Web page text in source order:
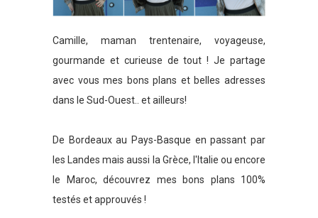
Camille, maman trentenaire, voyageuse,
gourmande et curieuse de tout ! Je partage
avec vous mes bons plans et belles adresses
dans le Sud-Ouest.. et ailleurs!
De Bordeaux au Pays-Basque en passant par
les Landes mais aussi la Grèce, l'Italie ou encore
le Maroc, découvrez mes bons plans 100%
testés et approuvés !